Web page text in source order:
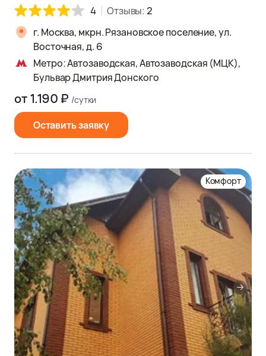
4 Отзывы: 2
г. Москва, мкрн. Рязановское поселение, ул.
Восточная, д. 6
Метро: Автозаводская, Автозаводская (МЦК),
Бульвар Дмитрия Донского
Оставить заявку
от 1.190 ₽ /сутки
Комфорт